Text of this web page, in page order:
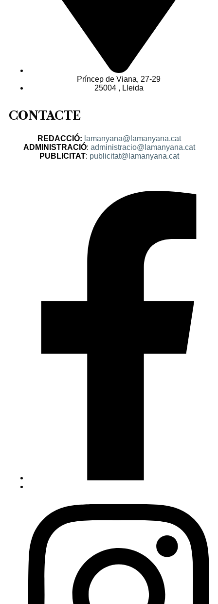
Príncep de Viana, 27-29
25004 , Lleida
CONTACTE
REDACCIÓ: lamanyana@lamanyana.cat
ADMINISTRACIÓ: administracio@lamanyana.cat
PUBLICITAT: publicitat@lamanyana.cat